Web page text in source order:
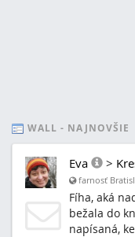
WALL - NAJNOVŠIE
Eva >
farnosť
Fíha, aká
bežala do
napísaná,